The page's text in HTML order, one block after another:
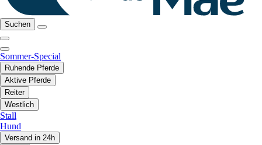
Suchen
Sommer-Special
Ruhende Pferde
Aktive Pferde
Reiter
Westlich
Stall
Hund
Versand in 24h